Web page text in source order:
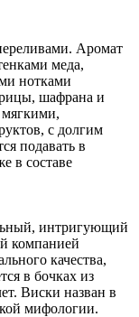
Аромат
меда,
нотками
шафрана и
мягкими,
с долгим
подавать в
в составе
интригующий
компанией
качества,
в бочках из
Виски назван в
мифологии.